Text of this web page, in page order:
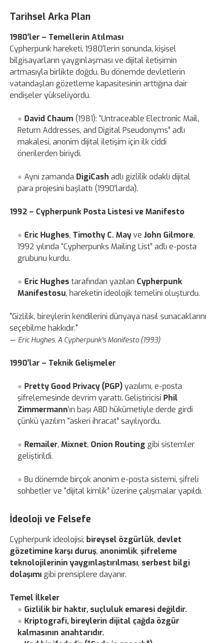
Tarihsel Arka Plan
1980’ler – Temellerin Atılması
Cypherpunk hareketi, 1980'lerin sonunda, kişisel
bilgisayarların yaygınlaşması ve dijital iletişimin
artmasıyla birlikte doğdu. Bu dönemde devletlerin
vatandaşları gözetleme kapasitesinin arttığına dair
endişeler yükseliyordu.
David Chaum (1981): “Untraceable Electronic Mail,
Return Addresses, and Digital Pseudonyms” adlı
makalesi, anonim dijital iletişim için ilk ciddi
önerilerden biriydi.
Aynı zamanda DigiCash adlı gizlilik odaklı dijital
para projesini başlattı (1990’larda).
1992 – Cypherpunk Posta Listesi ve Manifesto
Eric Hughes, Timothy C. MayveJohn Gilmore,
1992 yılında “Cypherpunks Mailing List” adlı e-posta
grubunu kurdu.
Eric Hughes tarafından yazılan Cypherpunk
Manifestosu, hareketin ideolojik temelini oluşturdu.
"Gizlilik, bireylerin kendilerini dünyaya nasıl sunacaklarını
seçebilme hakkıdır."
— Eric Hughes, A Cypherpunk's Manifesto (1993)
1990’lar – Teknik Gelişmeler
Pretty Good Privacy (PGP)yazılımı, e-posta
şifrelemesinde devrim yarattı. Geliştiricisi Phil
Zimmermann’ın başı ABD hükümetiyle derde girdi
çünkü yazılım “askeri ihracat” sayılıyordu.
Remailer,Mixnet, Onion Routing gibi sistemler
geliştirildi.
Bu dönemde birçok anonim e-posta sistemi, şifreli
sohbetler ve “dijital kimlik” üzerine çalışmalar yapıldı.
İdeoloji ve Felsefe
Cypherpunk ideolojisi; bireysel özgürlük, devlet
gözetimine karşı duruş, anonimlik, şifreleme
teknolojilerinin yaygınlaştırılması, serbest bilgi
dolaşımı gibi prensiplere dayanır.
Temel İlkeler
Gizlilik bir haktır, suçluluk emaresi değildir.
Kriptografi, bireylerin dijital çağda özgür
kalmasının anahtarıdır.